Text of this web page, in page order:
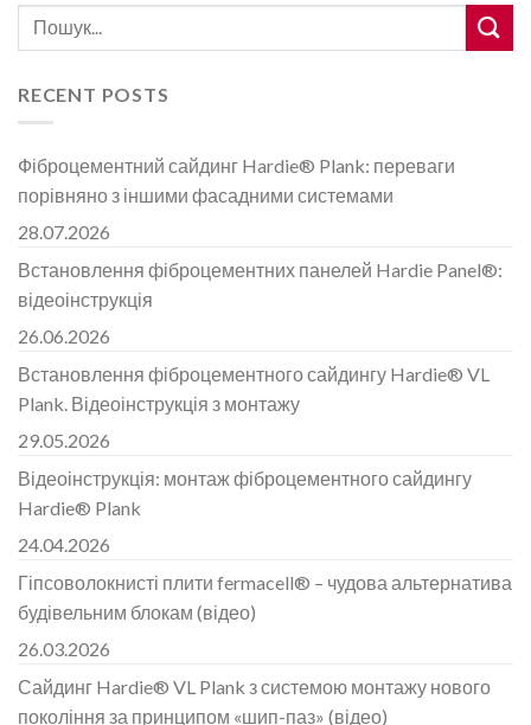
RECENT POSTS
Фіброцементний сайдинг Hardie® Plank: переваги
порівняно з іншими фасадними системами
28.07.2026
Встановлення фіброцементних панелей Hardie Panel®:
відеоінструкція
26.06.2026
Встановлення фіброцементного сайдингу Hardie® VL
Plank. Відеоінструкція з монтажу
29.05.2026
Відеоінструкція: монтаж фіброцементного сайдингу
Hardie® Plank
24.04.2026
Гіпсоволокнисті плити fermacell® – чудова альтернатива
будівельним блокам (відео)
26.03.2026
Сайдинг Hardie® VL Plank з системою монтажу нового
покоління за принципом «шип-паз» (відео)